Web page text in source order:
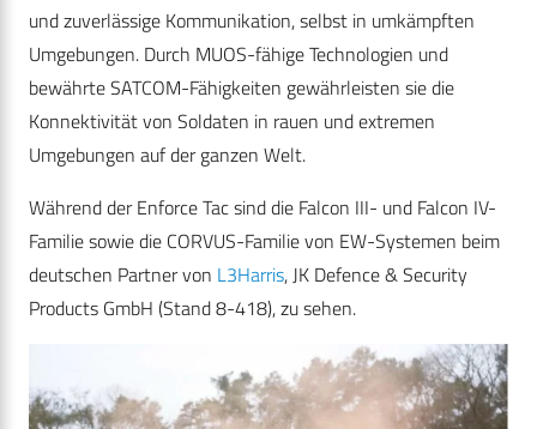
und zuverlässige Kommunikation, selbst in umkämpften
Umgebungen. Durch MUOS-fähige Technologien und
bewährte SATCOM-Fähigkeiten gewährleisten sie die
Konnektivität von Soldaten in rauen und extremen
Umgebungen auf der ganzen Welt.
Während der Enforce Tac sind die Falcon III- und Falcon IV-
Familie sowie die CORVUS-Familie von EW-Systemen beim
deutschen Partner von L3Harris, JK Defence & Security
Products GmbH (Stand 8-418), zu sehen.